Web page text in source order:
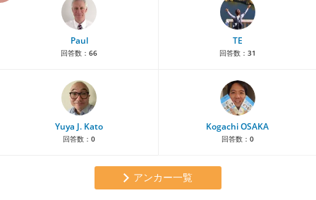
Paul
回答数： 66
TE
回答数： 31
Yuya J. Kato
回答数： 0
Kogachi OSAKA
回答数： 0
アンカー一覧